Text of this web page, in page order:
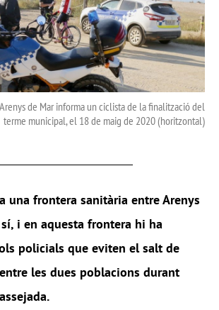
de Mar informa un ciclista de la finalització del
terme municipal, el 18 de maig de 2020 (horitzontal)
una frontera sanitària entre Arenys
i en aquesta frontera hi ha
policials que eviten el salt de
les dues poblacions durant